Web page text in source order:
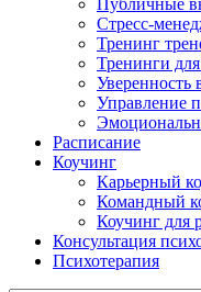
Публичные
Стресс-
Тренинг
Тренинги
Уверенность
Управление
Расписание
Коучинг
Карьерный
Командный
Коучинг для
Консультация
Психотерапия